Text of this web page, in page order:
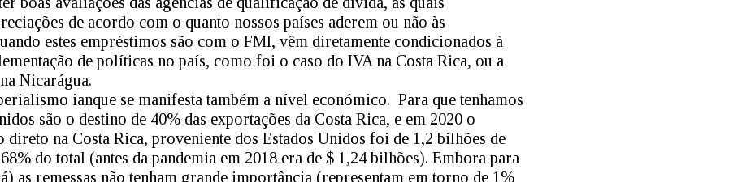
de acordo com o quanto nossos países aderem ou não às
estes empréstimos são com o FMI, vêm diretamente condicionados à
de políticas no país, como foi o caso do IVA na Costa Rica, ou a
Nicarágua.
ianque se manifesta também a nível económico. Para que tenhamos
são o destino de 40% das exportações da Costa Rica, e em 2020 o
direto na Costa Rica, proveniente dos Estados Unidos foi de 1,2 bilhões de
do total (antes da pandemia em 2018 era de $ 1,24 bilhões). Embora para
as remessas não tenham grande importância (representam em torno de 1%